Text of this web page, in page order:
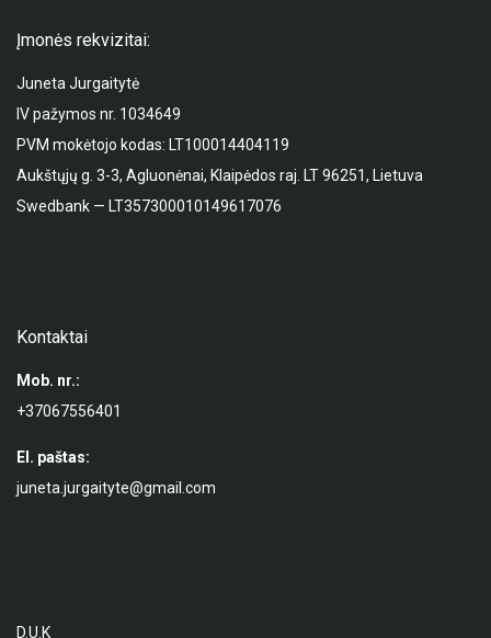
Įmonės rekvizitai:
Juneta Jurgaitytė
IV pažymos nr. 1034649
PVM mokėtojo kodas: LT100014404119
Aukštųjų g. 3-3, Agluonėnai, Klaipėdos raj. LT 96251, Lietuva
Swedbank — LT357300010149617076
Kontaktai
Mob. nr.:
+37067556401
El. paštas:
juneta.jurgaityte@gmail.com
D.U.K